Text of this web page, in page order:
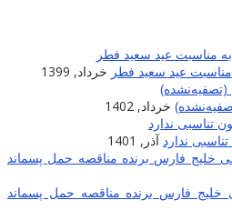
عید سعید فطر خرداد, 1399
خرداد, 1402
ندارد آذر, 1401
فارس برنده مناقصه حمل پسماند